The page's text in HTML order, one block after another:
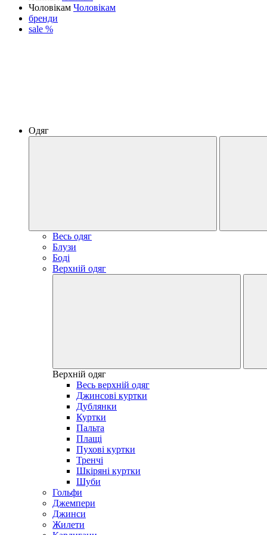
Чоловікам Чоловікам
бренди
sale %
Одяг
Весь одяг
Блузи
Боді
Верхній одяг
Верхній одяг
Весь верхній одяг
Джинсові куртки
Дублянки
Куртки
Пальта
Плащі
Пухові куртки
Тренчі
Шкіряні куртки
Шуби
Гольфи
Джемпери
Джинси
Жилети